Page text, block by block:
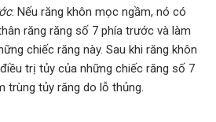
: Nếu răng khôn mọc ngầm, nó có
răng răng số 7 phía trước và làm
chiếc răng này. Sau khi răng khôn
trị tủy của những chiếc răng số 7
trùng tủy răng do lỗ thủng.